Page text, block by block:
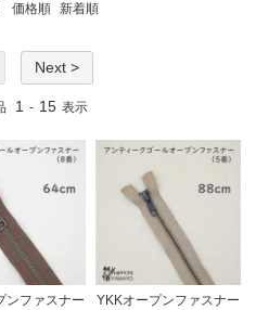
価格順 新着順
Next >
1 - 15 表示
ンファスナー
YKKオープンファスナー